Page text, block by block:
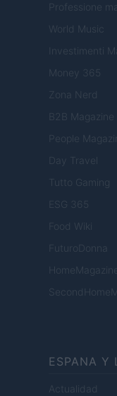
Professione
World Music
Investimenti
Money 365
Zona Nerd
B2B Magazine
People
Day Travel
Tutto Gaming
ESG 365
Food Wiki
FuturoDonna
HomeMagazine
ESPANA Y
Actualidad